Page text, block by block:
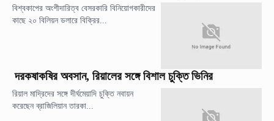
বিশ্বকাপের অংশীদারিত্ব বেসরকারি বিনিয়োগকারীদের
কাছে ২০ বিলিয়ন ডলারে বিক্রির...
দরকষাকষির অবসান, রিয়ালের সঙ্গে বিশাল চুক্তি ভিনির
রিয়াল মাদ্রিদের সঙ্গে দীর্ঘমেয়াদি চুক্তি নবায়ন
করেছেন ব্রাজিলিয়ান তারকা...